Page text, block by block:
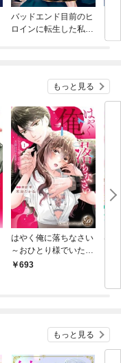
バッドエンド目前のヒ
ロインに転生した私、
もっと見る
はやく俺に落ちなさい
～おひとり様でいたい
のに、次期社長が求愛
693
は
1話
もっと見る